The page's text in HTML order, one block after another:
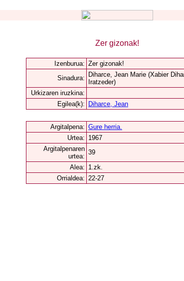
Zer gizonak!
Izenburua: Zer gizonak!
Sinadura:
Diharce, Jean Marie (Xabier
Iratzeder)
Urkizaren iruzkina:
Egilea(k):
Diharce, Jean
Argitalpena: Gure herria.
Urtea: 1967
Argitalpenaren
urtea:
39
Alea: 1.zk.
Orrialdea: 22-27